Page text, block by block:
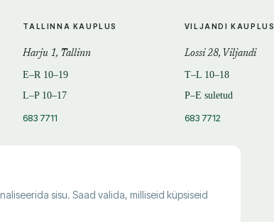
TALLINNA KAUPLUS
Harju 1, Tallinn
E–R 10–19
L–P 10–17
683 7711
VILJANDI KAUPLUS
Lossi 28, Viljandi
T–L 10–18
P–E suletud
683 7712
sisu. Saad valida, milliseid küpsiseid